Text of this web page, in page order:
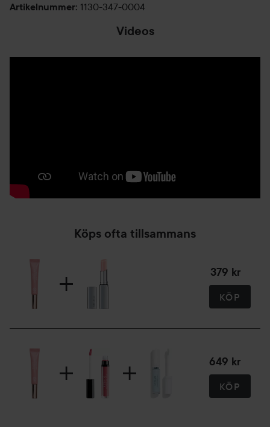
Artikelnummer: 1130-347-0004
Videos
Köps ofta tillsammans
379 kr
KÖP
649 kr
KÖP